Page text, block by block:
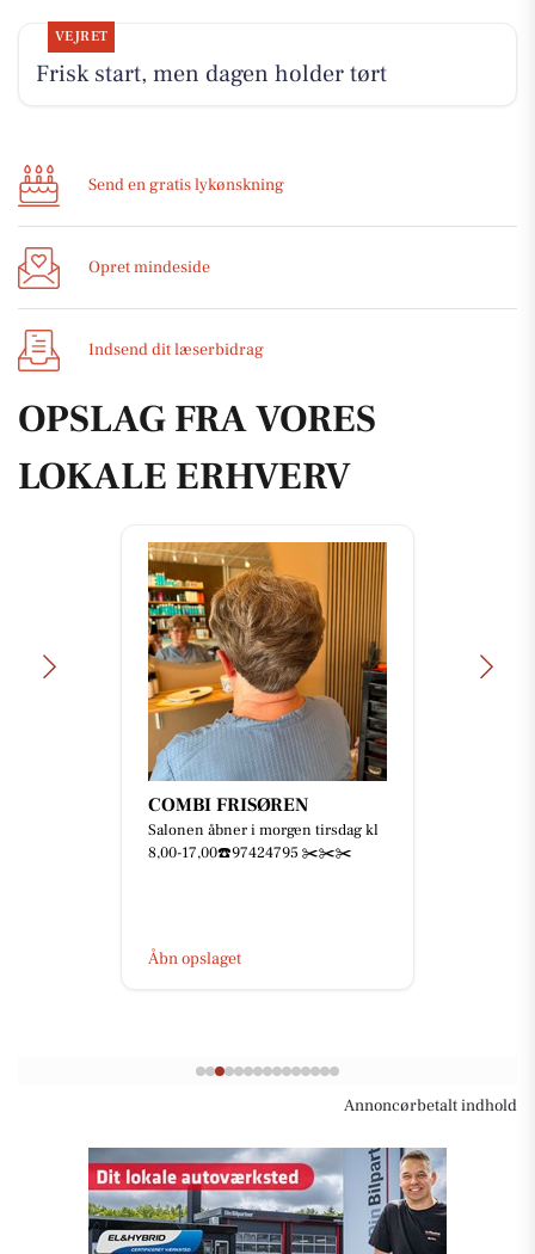
VEJRET
Frisk start, men dagen holder tørt
Send en gratis lykønskning
Opret mindeside
Indsend dit læserbidrag
OPSLAG FRA VORES
LOKALE ERHVERV
COMBI FRISØREN
Salonen åbner i morgen tirsdag kl
8,00-17,00☎️97424795 ✂️✂️✂️
Åbn opslaget
Annoncørbetalt indhold